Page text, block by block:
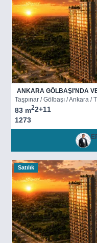
ANKARA GÖLBAŞI'NDA
Taşpınar / Gölbaşı / Ankara /
83 m22+11
1273
Satılık